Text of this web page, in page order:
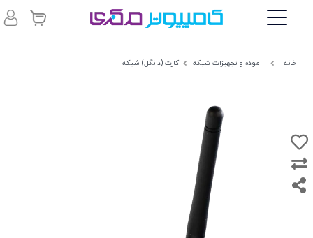
خانه مودم و تجهیزات شبکه کارت (دانگل) شبکه